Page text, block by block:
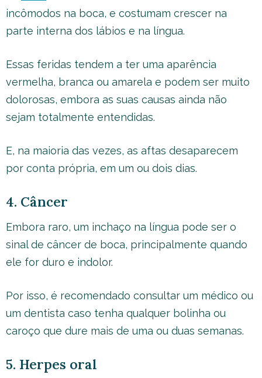
incômodos na boca, e costumam crescer na
parte interna dos lábios e na língua.
Essas feridas tendem a ter uma aparência
vermelha, branca ou amarela e podem ser muito
dolorosas, embora as suas causas ainda não
sejam totalmente entendidas.
E, na maioria das vezes, as aftas desaparecem
por conta própria, em um ou dois dias.
4. Câncer
Embora raro, um inchaço na língua pode ser o
sinal de câncer de boca, principalmente quando
ele for duro e indolor.
Por isso, é recomendado consultar um médico ou
um dentista caso tenha qualquer bolinha ou
caroço que dure mais de uma ou duas semanas.
5. Herpes oral